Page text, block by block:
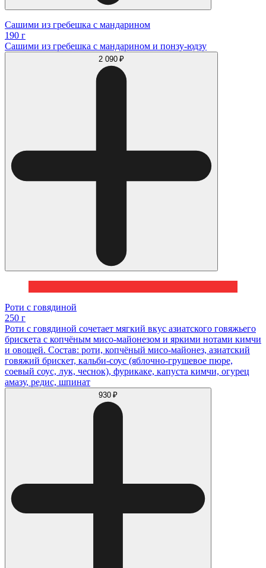
Сашими из гребешка с мандарином
190 г
Сашими из гребешка с мандарином и понзу-юдзу
2 090 ₽
Роти с говядиной
250 г
Роти с говядиной сочетает мягкий вкус азиатского говяжьего
брискета с копчёным мисо-майонезом и яркими нотами кимчи
и овощей. Состав: роти, копчёный мисо-майонез, азиатский
говяжий брискет, кальби-соус (яблочно-грушевое пюре,
соевый соус, лук, чеснок), фурикаке, капуста кимчи, огурец
амазу, редис, шпинат
930 ₽